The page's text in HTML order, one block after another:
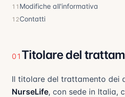
11 Modifiche all'informativa
12Contatti
01 Titolare del
Il titolare del trattamento dei
NurseLife, con sede in Italia,